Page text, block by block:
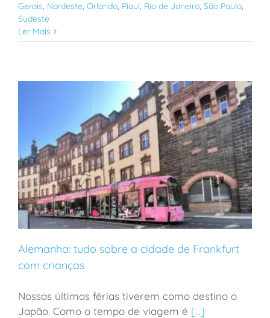
Gerais, Nordeste, Orlando, Piauí, Rio de Janeiro, São Paulo,
Sudeste
Ler Mais
Alemanha: tudo sobre a cidade de Frankfurt com
crianças
Alemanha: tudo sobre a cidade de Frankfurt
com crianças
Nossas últimas férias tiverem como destino o
Japão. Como o tempo de viagem é [...]